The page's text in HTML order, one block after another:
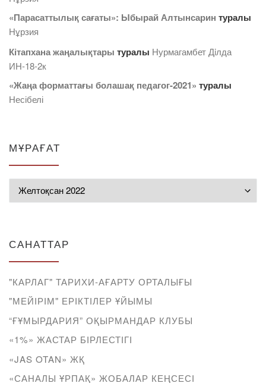
«Парасаттылық сағаты»: Ыбырай Алтынсарин туралы
Нұрзия
Кітапхана жаңалықтары туралы Нурмагамбет Дiлда
ИН-18-2к
«Жаңа форматтағы болашақ педагог-2021» туралы
Несібелі
МҰРАҒАТ
САНАТТАР
"КАРЛАГ" ТАРИХИ-АҒАРТУ ОРТАЛЫҒЫ
"МЕЙІРІМ" ЕРІКТІЛЕР ҰЙЫМЫ
“ҒҰМЫРДАРИЯ” ОҚЫРМАНДАР КЛУБЫ
«1%» ЖАСТАР БІРЛЕСТІГІ
«JAS OTAN» ЖҚ
«САНАЛЫ ҰРПАҚ» ЖОБАЛАР КЕҢСЕСІ